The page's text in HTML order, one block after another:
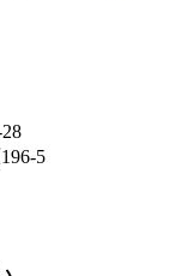
5